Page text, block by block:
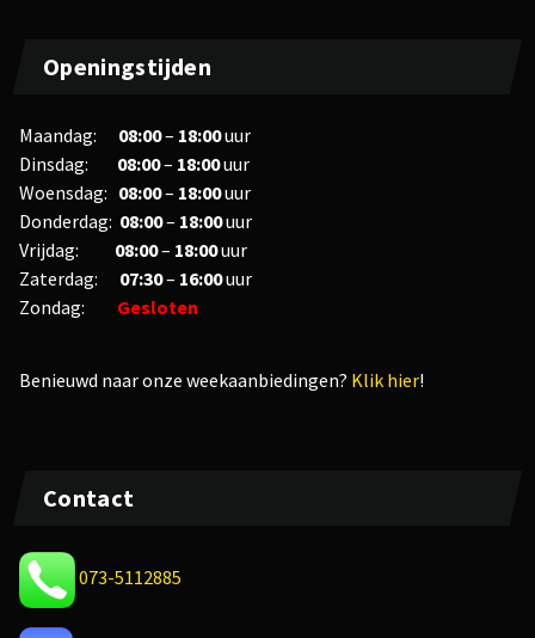
Openingstijden
Maandag: 08:00– 18:00uur
Dinsdag: 08:00– 18:00uur
Woensdag: 08:00– 18:00uur
Donderdag: 08:00– 18:00uur
Vrijdag: 08:00– 18:00uur
Zaterdag: 07:30– 16:00uur
Zondag: Gesloten
Benieuwd naar onze weekaanbiedingen? Klik hier!
Contact
073-5112885